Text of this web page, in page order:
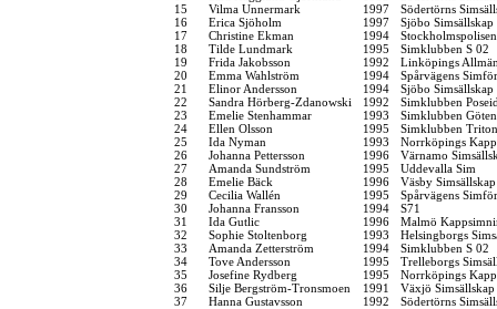
15
Vilma Unnermark 1997
Södertörns
16
Erica Sjöholm 1997
Sjöbo Simsällskap
17
Christine Ekman 1994
18
Tilde Lundmark 1995
Simklubben S 02
19
Frida Jakobsson 1992
Linköpings
20
Emma Wahlström 1994
Spårvägens
21
Elinor Andersson 1994
Sjöbo Simsällskap
22
Sandra Hörberg-Zdanowski 1992
Simklubben
23
Emelie Stenhammar 1993
Simklubben
24
Ellen Olsson 1995
Simklubben Triton
25
Ida Nyman 1993
Norrköpings
26
Johanna Pettersson 1996
Värnamo
27
Amanda Sundström 1995
Uddevalla Sim
28
Emelie Bäck 1996
Väsby Simsällskap
29
Cecilia Wallén 1995
Spårvägens
30
Johanna Fransson 1994
S71
31
Ida Gutlic 1996
Malmö
32
Sophie Stoltenborg 1993
Helsingborgs
33
Amanda Zetterström 1994
Simklubben S 02
34
Tove Andersson 1995
Trelleborgs
35
Josefine Rydberg 1995
Norrköpings
36
Silje Bergström-Tronsmoen 1991
Växjö Simsällskap
37
Hanna Gustavsson 1992 Södertörns